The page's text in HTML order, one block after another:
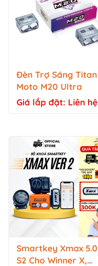
Đèn Trợ Sáng Titan
Moto M20 Ultra
Giá lắp đặt: Liên hệ
Smartkey Xmax 5.0
S2 Cho Winner X,